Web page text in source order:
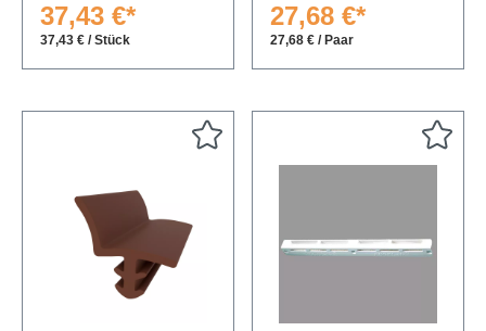
37,43 €*
37,43 € / Stück
27,68 €*
27,68 € / Paar